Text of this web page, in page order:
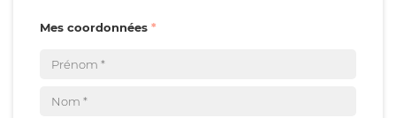
Mes coordonnées